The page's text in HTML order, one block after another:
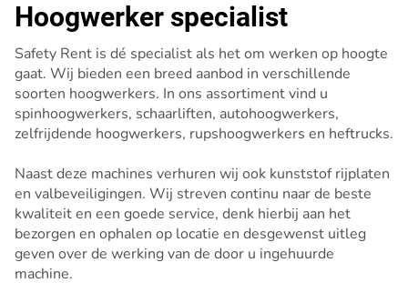
Hoogwerker specialist
Safety Rent is dé specialist als het om werken op hoogte
gaat. Wij bieden een breed aanbod in verschillende
soorten hoogwerkers. In ons assortiment vind u
spinhoogwerkers, schaarliften, autohoogwerkers,
zelfrijdende hoogwerkers, rupshoogwerkers en heftrucks.
Naast deze machines verhuren wij ook kunststof rijplaten
en valbeveiligingen. Wij streven continu naar de beste
kwaliteit en een goede service, denk hierbij aan het
bezorgen en ophalen op locatie en desgewenst uitleg
geven over de werking van de door u ingehuurde
machine.